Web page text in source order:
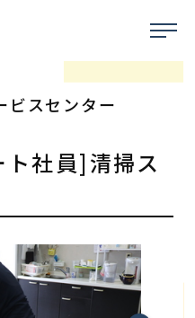
ビスセンター
ト社員]清掃ス